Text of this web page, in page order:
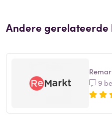
Andere gerelateerde
9